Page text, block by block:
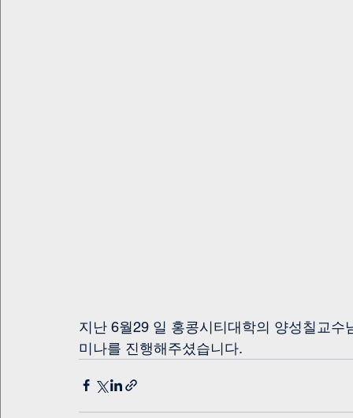
지난 6월29 일 홍콩시티대학의 양성칠교
미나를 진행해주셨습니다.